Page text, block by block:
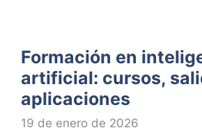
Formación en
artificial: cursos,
aplicaciones
19 de enero de 2026